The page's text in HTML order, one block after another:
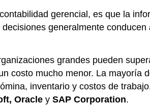
gerencial, es que la
generalmente
grandes pueden
costo mucho menor. La
inventario y costos de
Oracle y SAP Corporation.